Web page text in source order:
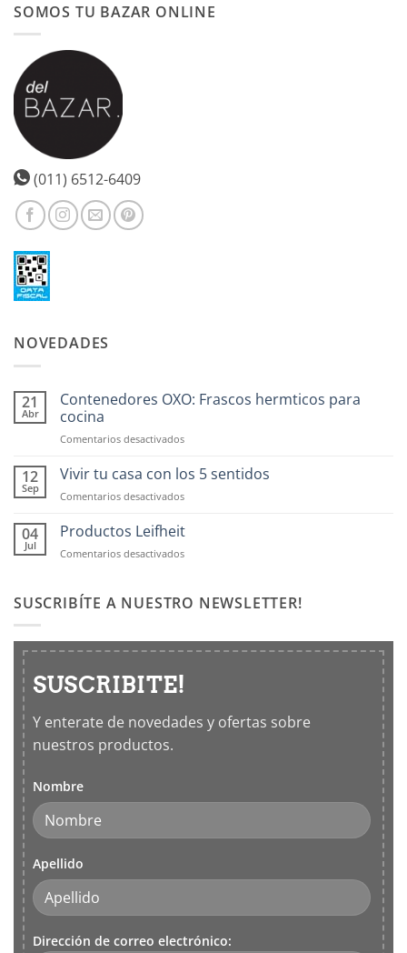
SOMOS TU BAZAR ONLINE
(011) 6512-6409
NOVEDADES
21
Abr
Contenedores OXO: Frascos hermticos para
cocina
Comentarios desactivadosen
OXO:
hermticos
cocina
12
Sep
Vivir tu casa con los 5 sentidos
Comentarios desactivadosen
tu
con
sentidos
04
Jul
Productos Leifheit
Comentarios desactivadosen
SUSCRIBÍTE A NUESTRO NEWSLETTER!
SUSCRIBITE!
Y enterate de novedades y ofertas sobre
nuestros productos.
Nombre
Apellido
Dirección de correo electrónico: